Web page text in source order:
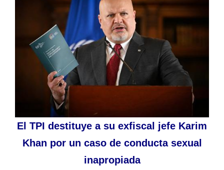
El TPI destituye a su exfiscal jefe Karim
Khan por un caso de conducta sexual
inapropiada